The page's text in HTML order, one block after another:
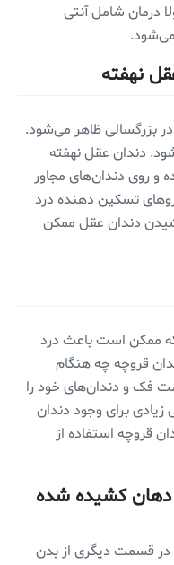
درمان شامل آنتی
نهفته
بزرگسالی ظاهر می‌شود.
دندان عقل نهفته
و روی دندان‌های مجاور
تسکین دهنده درد
دندان عقل ممکن
ممکن است باعث درد
قروچه چه هنگام
فک و دندان‌های خود را
برای وجود دندان
قروچه استفاده از
دهان کشیده شده
در قسمت دیگری از بدن